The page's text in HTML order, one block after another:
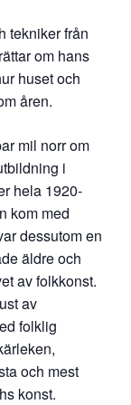
tekniker från
om hans
huset och
åren.
mil norr om
i
hela 1920-
kom med
dessutom en
äldre och
av folkkonst.
av
folklig
och mest
konst.